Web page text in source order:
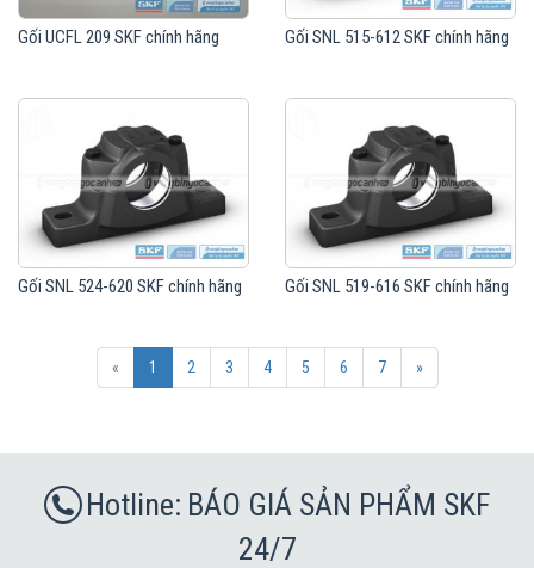
Gối UCFL 209 SKF chính hãng Gối SNL 515-612 SKF chính hãng
Gối SNL 524-620 SKF chính hãng Gối SNL 519-616 SKF chính hãng
« 1 2 3 4 5 6 7 »
BÁO GIÁ SẢN PHẨM SKF
24/7